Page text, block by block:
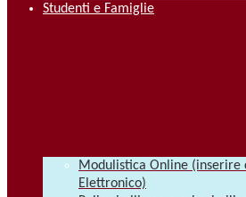
Studenti e Famiglie
Modulistica Online (inserire
Elettronico)